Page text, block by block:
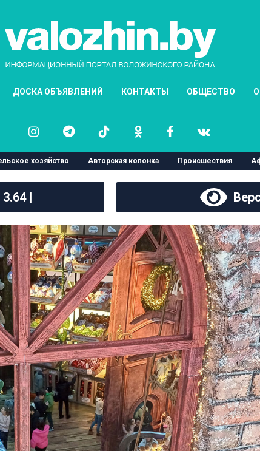
ДОСКА ОБЪЯВЛЕНИЙ КОНТАКТЫ ОБЩЕСТВО
хозяйство Авторская колонка Происшествия
3.64 |